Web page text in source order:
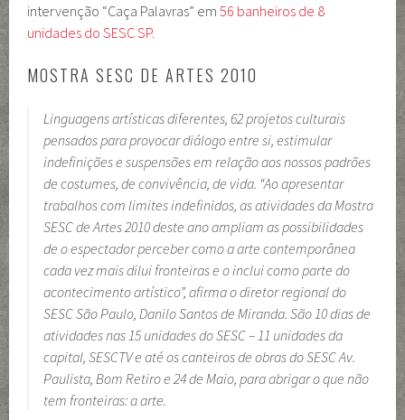
intervenção “Caça Palavras” em56 banheiros de 8
unidades do SESC SP.
MOSTRA SESC DE ARTES 2010
Linguagens artísticas diferentes, 62 projetos culturais
pensados para provocar diálogo entre si, estimular
indefinições e suspensões em relação aos nossos padrões
de costumes, de convivência, de vida. “Ao apresentar
trabalhos com limites indefinidos, as atividades da Mostra
SESC de Artes 2010 deste ano ampliam as possibilidades
de o espectador perceber como a arte contemporânea
cada vez mais dilui fronteiras e o inclui como parte do
acontecimento artístico”, afirma o diretor regional do
SESC São Paulo, Danilo Santos de Miranda. São 10 dias de
atividades nas 15 unidades do SESC – 11 unidades da
capital, SESCTV e até os canteiros de obras do SESC Av.
Paulista, Bom Retiro e 24 de Maio, para abrigar o que não
tem fronteiras: a arte.